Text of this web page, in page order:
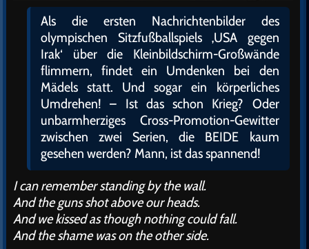
Als die ersten Nachrichtenbilder des
olympischen Sitzfußballspiels ‚USA gegen
Irak‘ über die Kleinbildschirm-Großwände
flimmern, findet ein Umdenken bei den
Mädels statt. Und sogar ein körperliches
Umdrehen! – Ist das schon Krieg? Oder
unbarmherziges Cross-Promotion-Gewitter
zwischen zwei Serien, die BEIDE kaum
gesehen werden? Mann, ist das spannend!
I can remember standing by the wall.
And the guns shot above our heads.
And we kissed as though nothing could fall.
And the shame was on the other side.